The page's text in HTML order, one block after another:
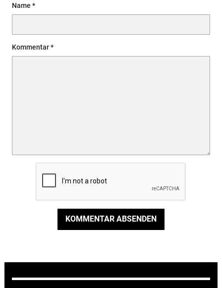
Name
Kommentar
KOMMENTAR ABSENDEN